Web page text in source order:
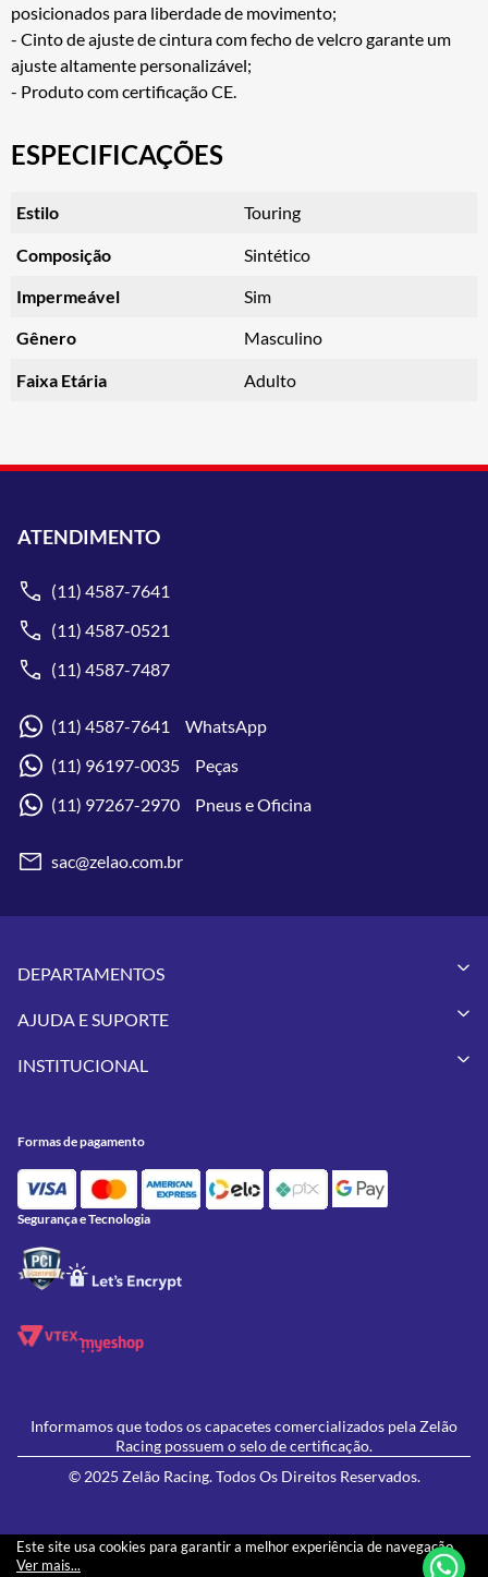
Este site usa cookies para garantir a melhor experiência de navegação.
Ver mais...
posicionados para liberdade de movimento;
- Cinto de ajuste de cintura com fecho de velcro garante um
ajuste altamente personalizável;
- Produto com certificação CE.
ESPECIFICAÇÕES
Estilo Touring
Composição Sintético
Impermeável Sim
Gênero Masculino
Faixa Etária Adulto
ATENDIMENTO
(11) 4587-7641
(11) 4587-0521
(11) 4587-7487
(11) 4587-7641 WhatsApp
(11) 96197-0035 Peças
(11) 97267-2970 Pneus e Oficina
sac@zelao.com.br
DEPARTAMENTOS
Vestuários
Pneus
Utilidades
Feminino
Lançamentos
AJUDA E SUPORTE
Meus Pedidos
Política de Privacidade
Política de Campanhas e promoções
INSTITUCIONAL
Contato
Oficina/Serviços
Formas de pagamento
Segurança e Tecnologia
Informamos que todos os capacetes comercializados pela Zelão
Racing possuem o selo de certificação.
© 2025 Zelão Racing. Todos Os Direitos Reservados.